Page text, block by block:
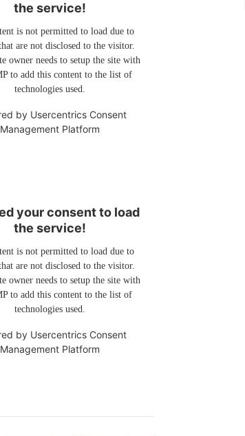
the service!
is not permitted to load due to
are not disclosed to the visitor.
owner needs to setup the site with
to add this content to the list of
technologies used.
by Usercentrics Consent
Management Platform
your consent to load
the service!
is not permitted to load due to
are not disclosed to the visitor.
owner needs to setup the site with
to add this content to the list of
technologies used.
by Usercentrics Consent
Management Platform